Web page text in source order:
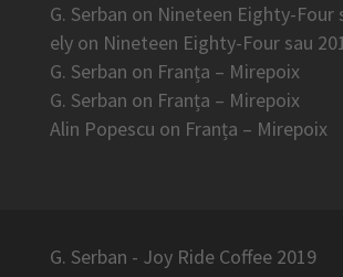
G. Serban on Nineteen Eighty-Four
elyon Nineteen Eighty-Four sau
G. Serban on Franța – Mirepoix
G. Serban on Franța – Mirepoix
Alin Popescu on Franța – Mirepoix
G. Serban - Joy Ride Coffee 2019